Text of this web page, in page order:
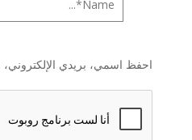
احفظ اسمي، بريدي الإلكتروني،